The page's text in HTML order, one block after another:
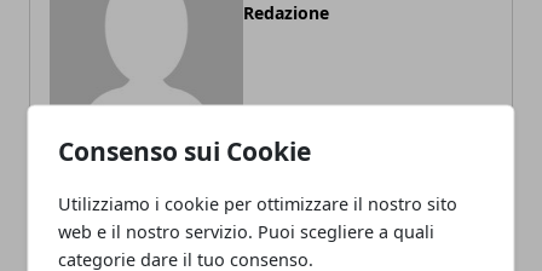
Consenso sui Cookie
Utilizziamo i cookie per ottimizzare il nostro sito
web e il nostro servizio. Puoi scegliere a quali
categorie dare il tuo consenso.
Redazione
ARTICOLI CORRELATI